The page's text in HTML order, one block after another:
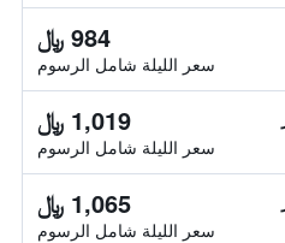
984 ﷼
سعر الليلة شامل الرسوم
1,019 ﷼
سعر الليلة شامل الرسوم
1,065 ﷼
سعر الليلة شامل الرسوم